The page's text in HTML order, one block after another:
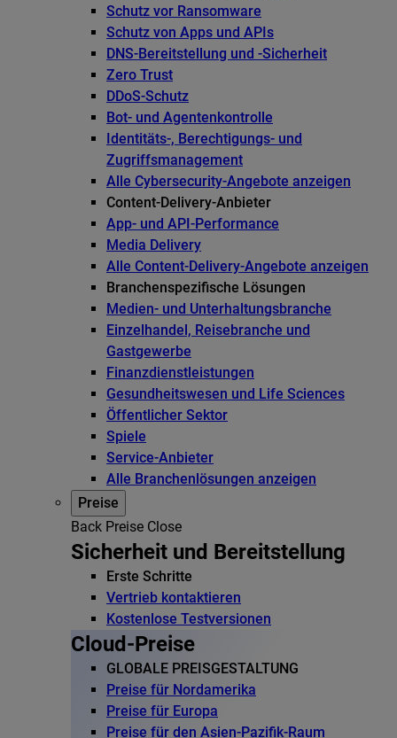
Schutz vor Ransomware
Schutz von Apps und APIs
DNS-Bereitstellung und -Sicherheit
Zero Trust
DDoS-Schutz
Bot- und Agentenkontrolle
Identitäts-, Berechtigungs- und
Zugriffsmanagement
Alle Cybersecurity-Angebote anzeigen
Content-Delivery-Anbieter
App- und API-Performance
Media Delivery
Alle Content-Delivery-Angebote anzeigen
Branchenspezifische Lösungen
Medien- und Unterhaltungsbranche
Einzelhandel, Reisebranche und
Gastgewerbe
Finanzdienstleistungen
Gesundheitswesen und Life Sciences
Öffentlicher Sektor
Spiele
Service-Anbieter
Alle Branchenlösungen anzeigen
Preise
Back Preise Close
Sicherheit und Bereitstellung
Erste Schritte
Vertrieb kontaktieren
Kostenlose Testversionen
Cloud-Preise
GLOBALE PREISGESTALTUNG
Preise für Nordamerika
Preise für Europa
Preise für den Asien-Pazifik-Raum